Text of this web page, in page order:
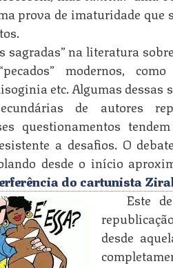
prova de imaturidade
sagradas” na literatura
modernos,
etc. Algumas dessas
de autores
questionamentos
a desafios. O
desde o início
do cartunista
Este
desde